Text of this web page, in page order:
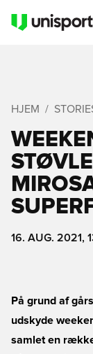
HJEM
16. AUG. 2021,
På grund af
udskyde
samlet en